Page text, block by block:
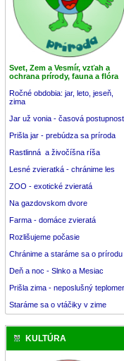
Svet, Zem a Vesmír, vzťah a
ochrana prírody, fauna a flóra
Ročné obdobia: jar, leto, jeseň,
zima
Jar už vonia - časová postupnosť
Prišla jar - prebúdza sa príroda
Rastlinná a živočíšna ríša
Lesné zvieratká - chránime les
ZOO - exotické zvieratá
Na gazdovskom dvore
Farma - domáce zvieratá
Rozlišujeme počasie
Chránime a staráme sa o prírodu
Deň a noc - Slnko a Mesiac
Prišla zima - neposlušný teplomer
Staráme sa o vtáčiky v zime
KULTÚRA